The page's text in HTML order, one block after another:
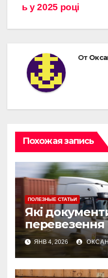
ь у 2025 році
От
Похожая запись
ПОЛЕЗНЫЕ СТАТЬИ
Які
вантажів:
рекомендації
ЯНВ 4, 2026